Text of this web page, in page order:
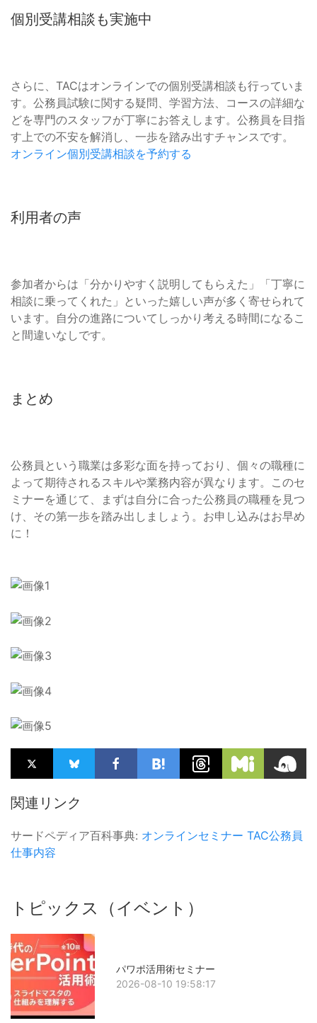
個別受講相談も実施中
さらに、TACはオンラインでの個別受講相談も行っていま
す。公務員試験に関する疑問、学習方法、コースの詳細な
どを専門のスタッフが丁寧にお答えします。公務員を目指
す上での不安を解消し、一歩を踏み出すチャンスです。
オンライン個別受講相談を予約する
利用者の声
参加者からは「分かりやすく説明してもらえた」「丁寧に
相談に乗ってくれた」といった嬉しい声が多く寄せられて
います。自分の進路についてしっかり考える時間になるこ
と間違いなしです。
まとめ
公務員という職業は多彩な面を持っており、個々の職種に
よって期待されるスキルや業務内容が異なります。このセ
ミナーを通じて、まずは自分に合った公務員の職種を見つ
け、その第一歩を踏み出しましょう。お申し込みはお早め
に！
関連リンク
サードペディア百科事典: オンラインセミナー TAC公務員
仕事内容
トピックス（イベント）
パワポ活用術セミナー
2026-08-10 19:58:17